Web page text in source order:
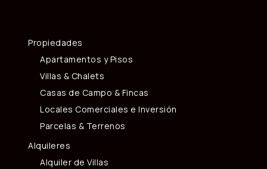
Propiedades
Apartamentos y Pisos
Villas & Chalets
Casas de Campo & Fincas
Locales Comerciales e Inversión
Parcelas & Terrenos
Alquileres
Alquiler de Villas